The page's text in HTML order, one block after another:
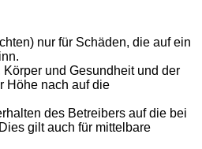
nur für Schäden, die auf ein
und Gesundheit und der
Höhe nach auf die
des Betreibers auf die bei
gilt auch für mittelbare